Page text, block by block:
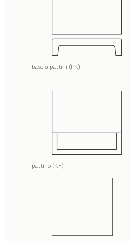
base a pattini (PK)
pattino (KF)